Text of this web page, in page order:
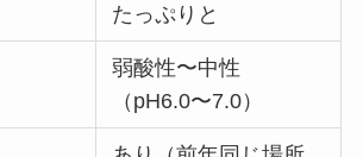
たっぷりと
弱酸性〜中性
（pH6.0〜7.0）